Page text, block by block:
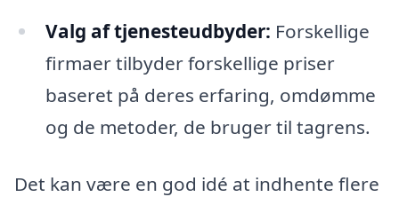
Valg af tjenesteudbyder: Forskellige
firmaer tilbyder forskellige priser
baseret på deres erfaring, omdømme
og de metoder, de bruger til tagrens.
Det kan være en god idé at indhente flere